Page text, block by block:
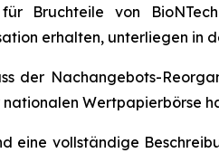
für Bruchteile von
erhalten, unterliegen in
der Nachangebots-
Wertpapierbörse
eine vollständige